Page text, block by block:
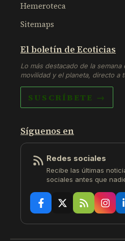
Hemeroteca
Sitemaps
El boletín de Ecoticias
Lo más destacado de la
movilidad y el planeta, directo a
SUSCRÍBETE →
Síguenos en
Redes sociales
Recibe las últimas
sociales antes que